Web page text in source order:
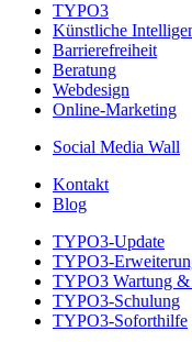
TYPO3
Künstliche
Barrierefreiheit
Beratung
Webdesign
Online-Marketing
Social Media Wall
Kontakt
Blog
TYPO3-Update
TYPO3-
TYPO3 Wartung &
TYPO3-Schulung
TYPO3-Soforthilfe